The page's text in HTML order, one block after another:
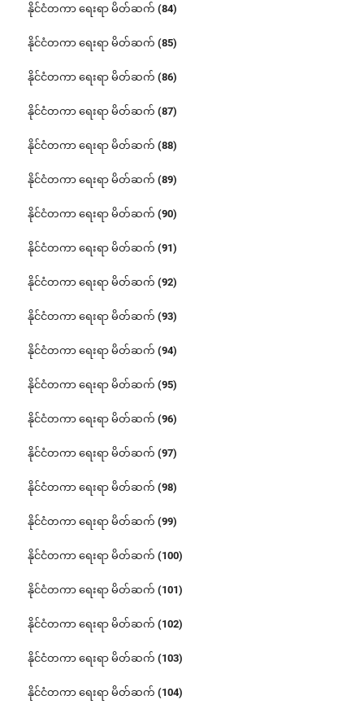
နိုင်ငံတကာ ရေးရာ မိတ်ဆက် (84)
နိုင်ငံတကာ ရေးရာ မိတ်ဆက် (85)
နိုင်ငံတကာ ရေးရာ မိတ်ဆက် (86)
နိုင်ငံတကာ ရေးရာ မိတ်ဆက် (87)
နိုင်ငံတကာ ရေးရာ မိတ်ဆက် (88)
နိုင်ငံတကာ ရေးရာ မိတ်ဆက် (89)
နိုင်ငံတကာ ရေးရာ မိတ်ဆက် (90)
နိုင်ငံတကာ ရေးရာ မိတ်ဆက် (91)
နိုင်ငံတကာ ရေးရာ မိတ်ဆက် (92)
နိုင်ငံတကာ ရေးရာ မိတ်ဆက် (93)
နိုင်ငံတကာ ရေးရာ မိတ်ဆက် (94)
နိုင်ငံတကာ ရေးရာ မိတ်ဆက် (95)
နိုင်ငံတကာ ရေးရာ မိတ်ဆက် (96)
နိုင်ငံတကာ ရေးရာ မိတ်ဆက် (97)
နိုင်ငံတကာ ရေးရာ မိတ်ဆက် (98)
နိုင်ငံတကာ ရေးရာ မိတ်ဆက် (99)
နိုင်ငံတကာ ရေးရာ မိတ်ဆက် (100)
နိုင်ငံတကာ ရေးရာ မိတ်ဆက် (101)
နိုင်ငံတကာ ရေးရာ မိတ်ဆက် (102)
နိုင်ငံတကာ ရေးရာ မိတ်ဆက် (103)
နိုင်ငံတကာ ရေးရာ မိတ်ဆက် (104)